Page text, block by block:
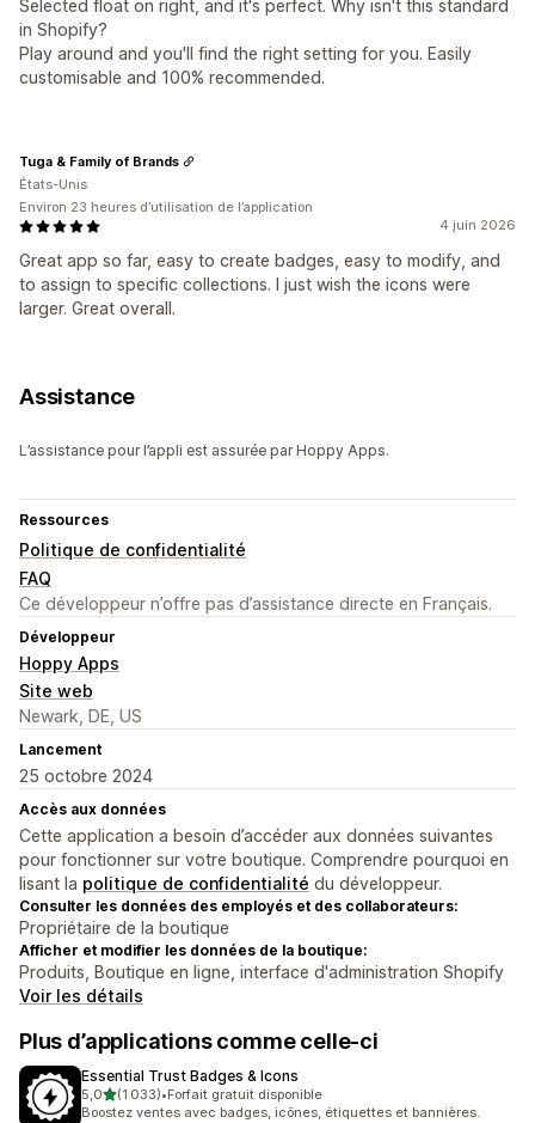
Selected float on right, and it's perfect. Why isn't this standard
in Shopify?
Play around and you'll find the right setting for you. Easily
customisable and 100% recommended.
4 juin 2026
Great app so far, easy to create badges, easy to modify, and
to assign to specific collections. I just wish the icons were
larger. Great overall.
Tuga & Family of Brands
États-Unis
Environ 23 heures d’utilisation de l’application
Assistance
L’assistance pour l’appli est assurée par Hoppy Apps.
Ressources
Politique de confidentialité
FAQ
Ce développeur n’offre pas d’assistance directe en Français.
Développeur
Hoppy Apps
Site web
Newark, DE, US
Lancement
25 octobre 2024
Accès aux données
Cette application a besoin d’accéder aux données suivantes
pour fonctionner sur votre boutique. Comprendre pourquoi en
lisant la politique de confidentialité du développeur.
Consulter les données des employés et des collaborateurs:
Propriétaire de la boutique
Afficher et modifier les données de la boutique:
Produits, Boutique en ligne, interface d'administration Shopify
Voir les détails
Plus d’applications comme celle-ci
Essential Trust Badges & Icons
5,0étoile(s) sur 5
(1 033)
1033 avis au total
•Forfait gratuit disponible
Boostez ventes avec badges, icônes, étiquettes et bannières.